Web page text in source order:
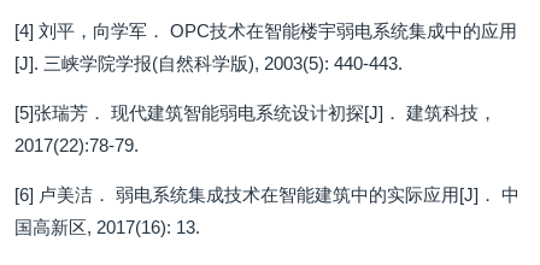
[4] 刘平，向学军． OPC技术在智能楼宇弱电系统集成中的应用
[J]. 三峡学院学报(自然科学版), 2003(5): 440-443.
[5]张瑞芳． 现代建筑智能弱电系统设计初探[J]． 建筑科技，
2017(22):78-79.
[6] 卢美洁． 弱电系统集成技术在智能建筑中的实际应用[J]． 中
国高新区, 2017(16): 13.